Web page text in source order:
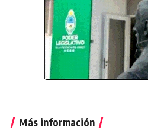
Más información